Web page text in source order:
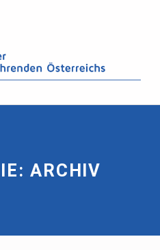
ARCHIV